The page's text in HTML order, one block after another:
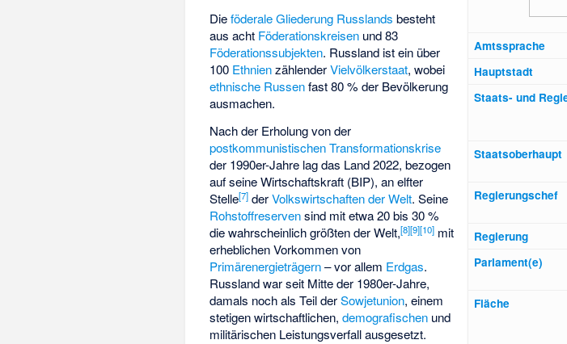
Amtssprache
Hauptstadt
Staats- und
Staatsoberhaupt
Regierungschef
Regierung
Parlament(e)
Fläche
Dieföderale Gliederung Russlands besteht
aus acht Föderationskreisen und 83
Föderationssubjekten. Russland ist ein über
100 EthnienzählenderVielvölkerstaat, wobei
ethnische Russenfast 80 % der Bevölkerung
ausmachen.
Nach der Erholung von der
postkommunistischen Transformationskrise
der 1990er-Jahre lag das Land 2022, bezogen
auf seine Wirtschaftskraft (BIP), an elfter
Stelle[7] derVolkswirtschaften der Welt. Seine
Rohstoffreservensind mit etwa 20 bis 30 %
die wahrscheinlich größten der Welt,[8][9][10] mit
erheblichen Vorkommen von
Primärenergieträgern– vor allem Erdgas.
Russland war seit Mitte der 1980er-Jahre,
damals noch als Teil derSowjetunion, einem
stetigen wirtschaftlichen,demografischen und
militärischen Leistungsverfall ausgesetzt.